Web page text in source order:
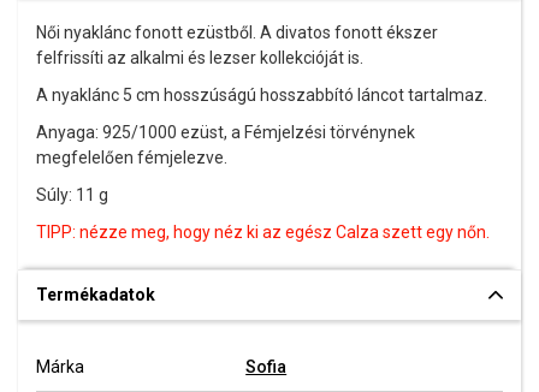
Női nyaklánc fonott ezüstből. A divatos fonott ékszer
felfrissíti az alkalmi és lezser kollekcióját is.
A nyaklánc 5 cm hosszúságú hosszabbító láncot tartalmaz.
Anyaga: 925/1000 ezüst, a Fémjelzési törvénynek
megfelelően fémjelezve.
Súly: 11 g
TIPP: nézze meg, hogy néz ki az egész Calza szett egy nőn.
Termékadatok
Márka Sofia